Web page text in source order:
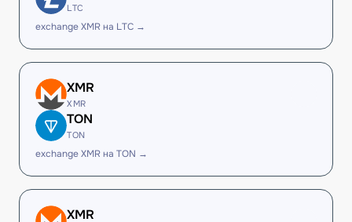
LTC
exchange XMR на LTC →
XMR
XMR
TON
TON
exchange XMR на TON →
XMR